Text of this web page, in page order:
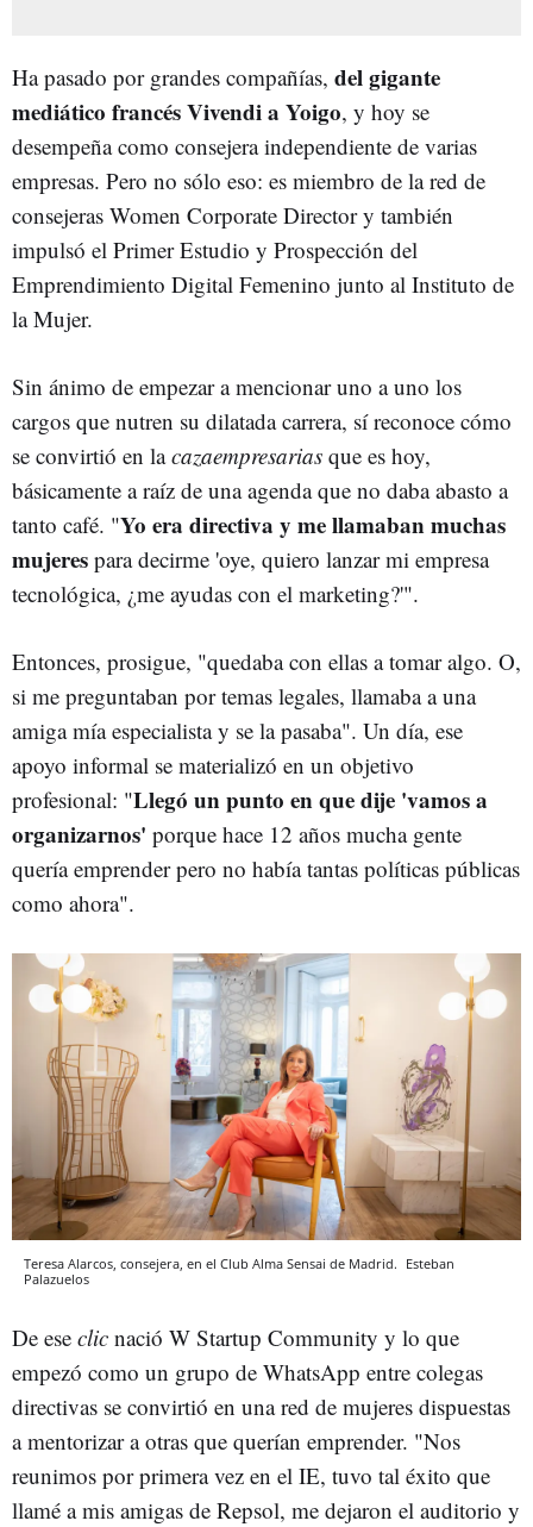
Ha pasado por grandes compañías, del gigante
mediático francés Vivendi a Yoigo, y hoy se
desempeña como consejera independiente de varias
empresas. Pero no sólo eso: es miembro de la red de
consejeras Women Corporate Director y también
impulsó el Primer Estudio y Prospección del
Emprendimiento Digital Femenino junto al Instituto de
la Mujer.
Sin ánimo de empezar a mencionar uno a uno los
cargos que nutren su dilatada carrera, sí reconoce cómo
se convirtió en lacazaempresarias que es hoy,
básicamente a raíz de una agenda que no daba abasto a
tanto café. "Yo era directiva y me llamaban muchas
mujeres para decirme 'oye, quiero lanzar mi empresa
tecnológica, ¿me ayudas con el marketing?'".
Entonces, prosigue, "quedaba con ellas a tomar algo. O,
si me preguntaban por temas legales, llamaba a una
amiga mía especialista y se la pasaba". Un día, ese
apoyo informal se materializó en un objetivo
profesional: "Llegó un punto en que dije 'vamos a
organizarnos' porque hace 12 años mucha gente
quería emprender pero no había tantas políticas públicas
como ahora".
Teresa Alarcos, consejera, en el Club Alma Sensai de Madrid. Esteban
Palazuelos
De ese clic nació W Startup Community y lo que
empezó como un grupo de WhatsApp entre colegas
directivas se convirtió en una red de mujeres dispuestas
a mentorizar a otras que querían emprender. "Nos
reunimos por primera vez en el IE, tuvo tal éxito que
llamé a mis amigas de Repsol, me dejaron el auditorio y